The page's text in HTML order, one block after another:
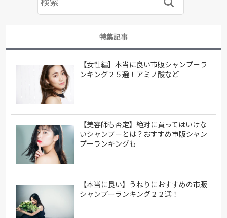
特集記事
【女性編】本当に良い市販シャンプーラ
ンキング２５選！アミノ酸など
【美容師も否定】絶対に買ってはいけな
いシャンプーとは？おすすめ市販シャン
プーランキングも
【本当に良い】うねりにおすすめの市販
シャンプーランキング２２選！